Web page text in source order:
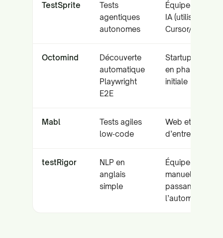
TestSprite
Tests
agentiques
autonomes
Équipes natives
IA (utilisateurs
Cursor/Copilot)
Octomind
Découverte
automatique
Playwright
E2E
Startups SaaS
en phase
initiale
Mabl
Tests agiles
low‑code
Web et mobile
d’entreprise
testRigor
NLP en
anglais
simple
Équipes QA
manuelles
passant à
l’automatisation